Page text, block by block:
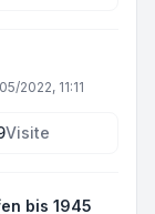
2022, 11:11
Visite
bis 1945